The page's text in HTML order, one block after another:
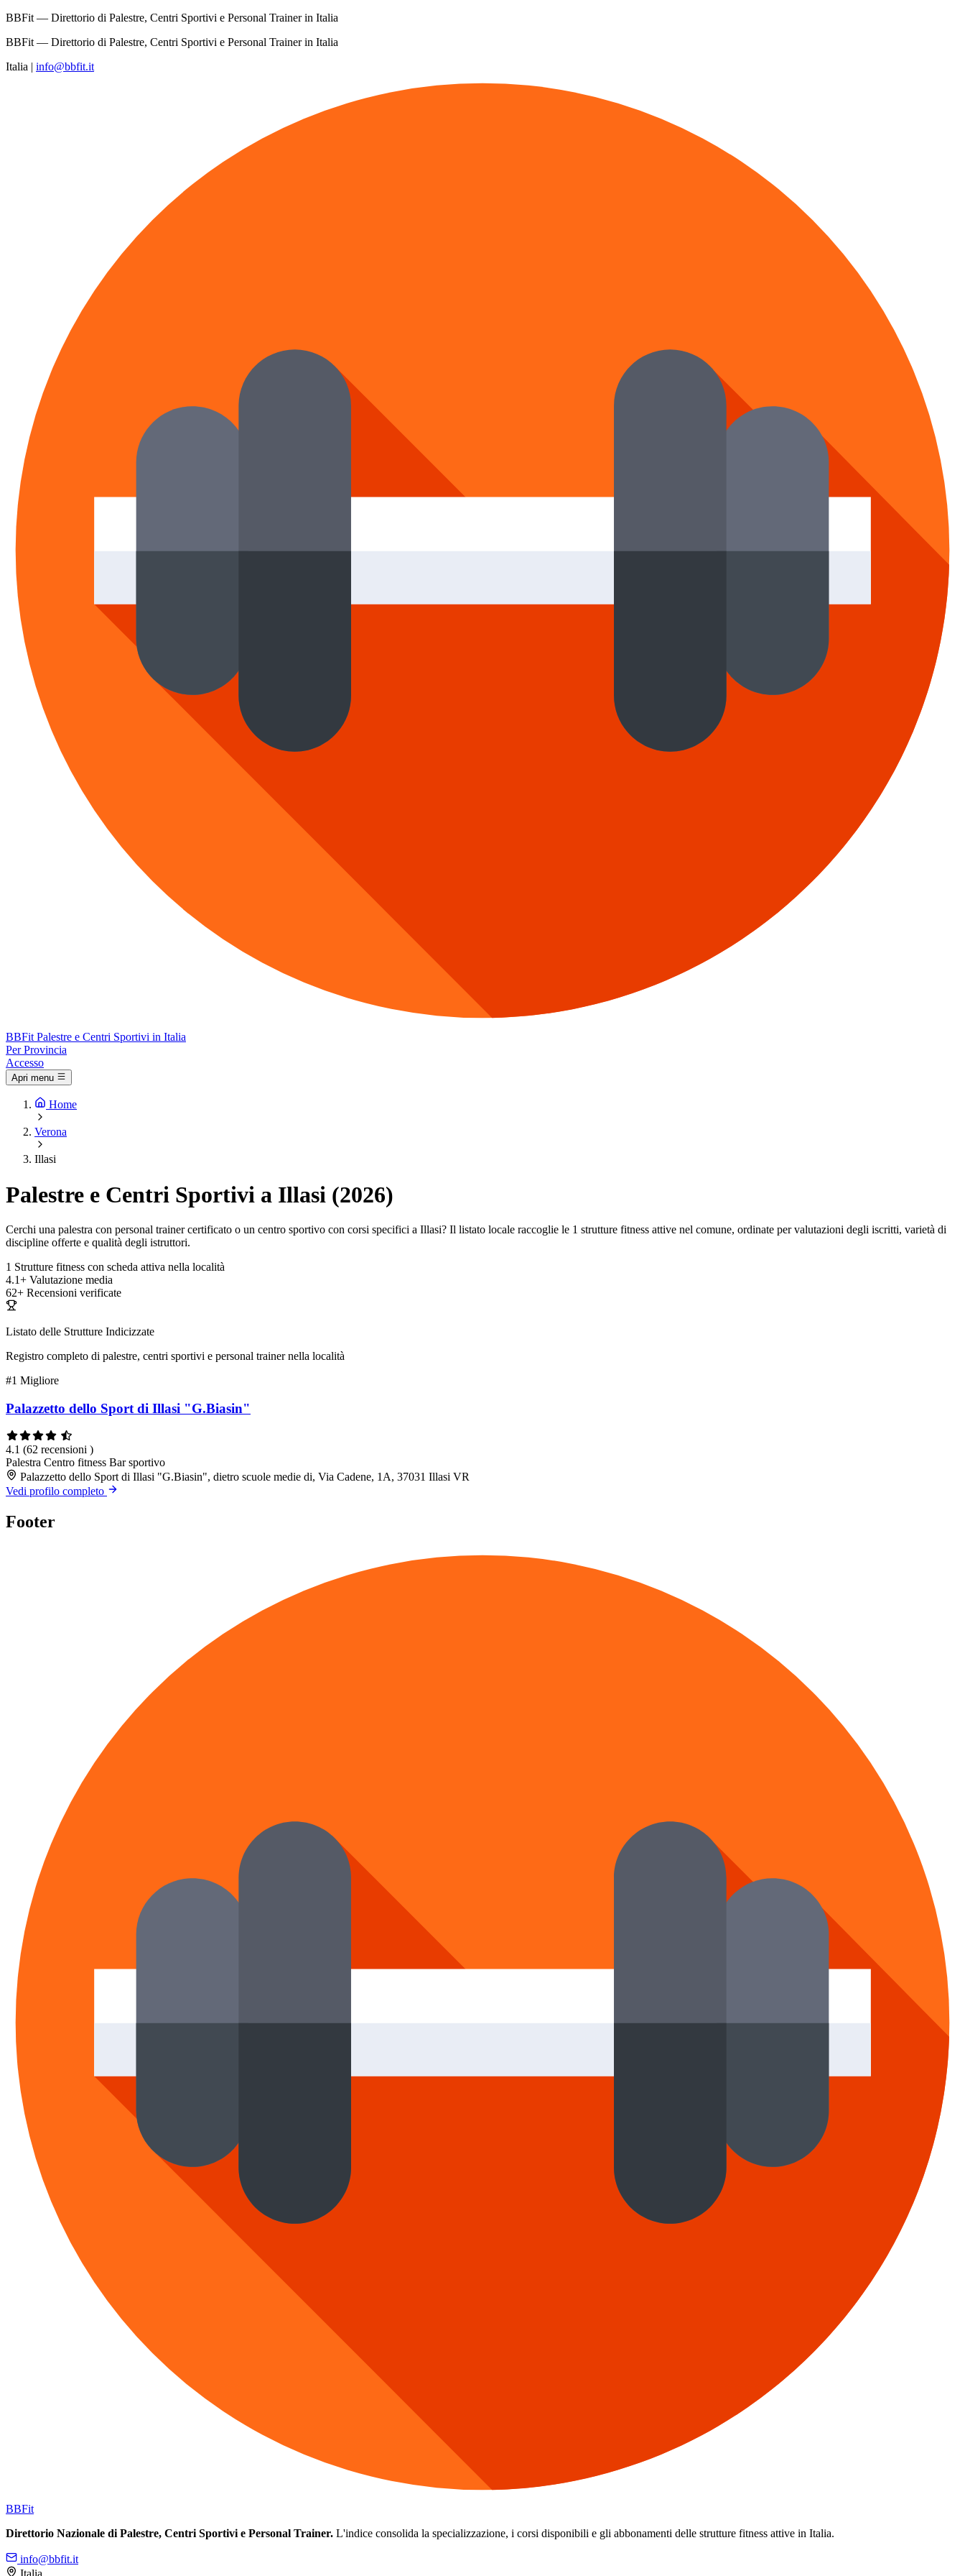
BBFit — Direttorio di Palestre, Centri Sportivi e Personal Trainer in Italia
BBFit — Direttorio di Palestre, Centri Sportivi e Personal Trainer in Italia
Italia | info@bbfit.it
BBFit Palestre e Centri Sportivi in Italia
Per Provincia
Accesso
Apri menu
Home
Verona
Illasi
Palestre e Centri Sportivi a Illasi (2026)
Cerchi una palestra con personal trainer certificato o un centro sportivo con corsi specifici a Illasi? Il listato locale raccoglie le 1 strutture fitness attive nel comune, ordinate per valutazioni degli iscritti, varietà di
discipline offerte e qualità degli istruttori.
1 Strutture fitness con scheda attiva nella località
4.1+ Valutazione media
62+ Recensioni verificate
Listato delle Strutture Indicizzate
Registro completo di palestre, centri sportivi e personal trainer nella località
#1 Migliore
Palazzetto dello Sport di Illasi "G.Biasin"
4.1 (62 recensioni )
Palestra Centro fitness Bar sportivo
Palazzetto dello Sport di Illasi "G.Biasin", dietro scuole medie di, Via Cadene, 1A, 37031 Illasi VR
Vedi profilo completo
Footer
BBFit
Direttorio Nazionale di Palestre, Centri Sportivi e Personal Trainer. L'indice consolida la specializzazione, i corsi disponibili e gli abbonamenti delle strutture fitness attive in Italia.
info@bbfit.it